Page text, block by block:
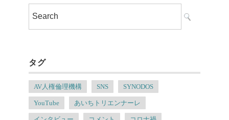
タグ
AV人権倫理機構 SNS SYNODOS
YouTube あいちトリエンナーレ